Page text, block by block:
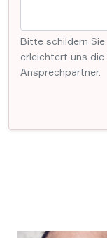
Bitte schildern Sie
erleichtert uns die
Ansprechpartner.